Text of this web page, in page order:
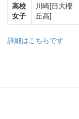
高校
女子
川崎[日大櫻
丘高]
詳細はこちらです